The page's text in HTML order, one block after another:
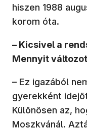
hiszen 1988
korom óta.
– Kicsivel a
Mennyit
– Ez igazából
gyerekként
Különösen az,
Moszkvánál.